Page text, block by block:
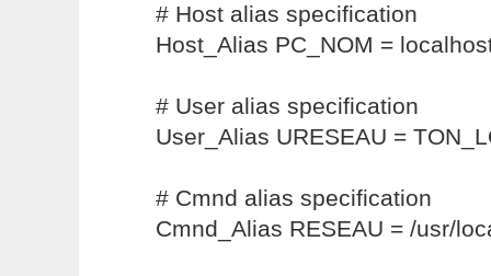
# Host alias specification
Host_Alias PC_NOM =
# User alias specification
User_Alias URESEAU =
# Cmnd alias specification
Cmnd_Alias RESEAU = /usr/